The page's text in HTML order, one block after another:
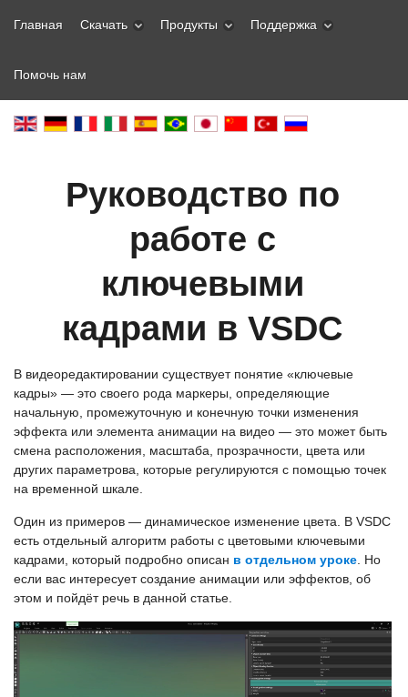
Главная Скачать Продукты Поддержка
Помочь нам
Руководство по
работе с
ключевыми
кадрами в VSDC
В видеоредактировании существует понятие «ключевые
кадры» — это своего рода маркеры, определяющие
начальную, промежуточную и конечную точки изменения
эффекта или элемента анимации на видео — это может быть
смена расположения, масштаба, прозрачности, цвета или
других параметрова, которые регулируются с помощью точек
на временной шкале.
Один из примеров — динамическое изменение цвета. В VSDC
есть отдельный алгоритм работы с цветовыми ключевыми
кадрами, который подробно описан в отдельном уроке . Но
если вас интересует создание анимации или эффектов, об
этом и пойдёт речь в данной статье.